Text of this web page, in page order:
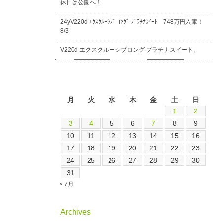
休日は公園へ！
24yV220d ｴｸｽｸﾙｰｼﾌﾞ ﾛﾝｸﾞ ﾌﾟﾗﾁﾅｽｲｰﾄ 748万円入庫！
8/3
V220d エクスクルーシブロング プラチナスイート。
月
火 水 木 金 土
日
1
2
3
4 5 6 7 8
9
10
11 12 13 14 15
16
17
18 19 20 21 22
23
24
25 26 27 28 29
30
31
« 7月
Archives